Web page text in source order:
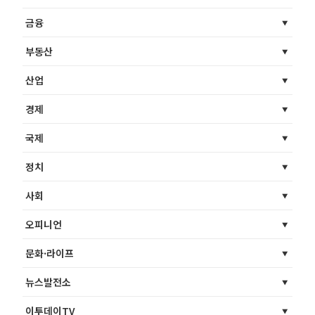
금융
부동산
산업
경제
국제
정치
사회
오피니언
문화·라이프
뉴스발전소
이투데이TV